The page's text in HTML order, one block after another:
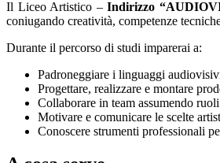
Il Liceo Artistico –Indirizzo
coniugando creatività, competenze
Durante il percorso di studi imparerai a:
Padroneggiare i linguaggi
Progettare, realizzare e montare
Collaborare in team assumendo
Motivare e comunicare le scelte
Conoscere strumenti professionali